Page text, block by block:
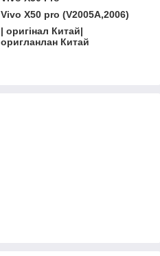
Vivo X50 pro (V2005A,2006)
| оригінал Китай|
оригланлан Китай